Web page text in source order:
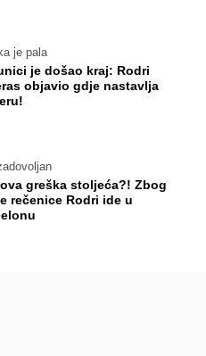
je pala
je došao kraj: Rodri
objavio gdje nastavlja
greška stoljeća?! Zbog
rečenice Rodri ide u